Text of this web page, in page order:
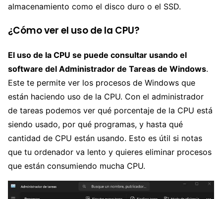
almacenamiento como el disco duro o el SSD.
¿Cómo ver el uso de la CPU?
El uso de la CPU se puede consultar usando el
software del Administrador de Tareas de Windows.
Este te permite ver los procesos de Windows que
están haciendo uso de la CPU. Con el administrador
de tareas podemos ver qué porcentaje de la CPU está
siendo usado, por qué programas, y hasta qué
cantidad de CPU están usando. Esto es útil si notas
que tu ordenador va lento y quieres eliminar procesos
que están consumiendo mucha CPU.